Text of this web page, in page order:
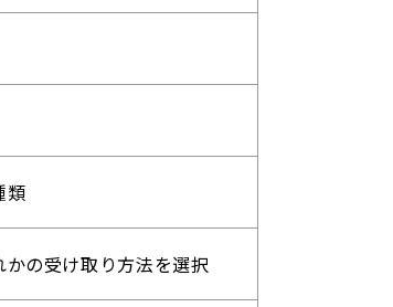
類
の受け取り方法を選択